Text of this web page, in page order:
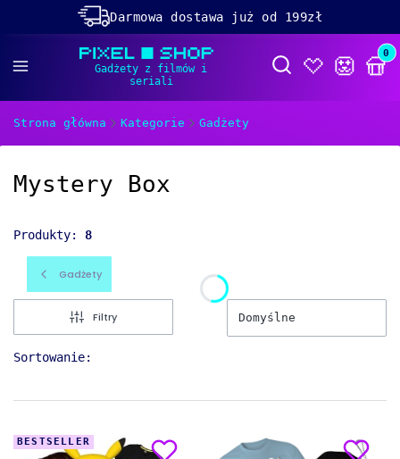
Darmowa dostawa już od 199zł
Rabaty -50% na wybrane produkty
Dolącz do naszego
Otwórz
Strona główna Kategorie Gadżety
Mystery Box
Produkty: 8
Gadżety
Filtry
Sortowanie:
Domyślne
BESTSELLER